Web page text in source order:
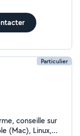
Particulier
conseille sur
(Mac), Linux,